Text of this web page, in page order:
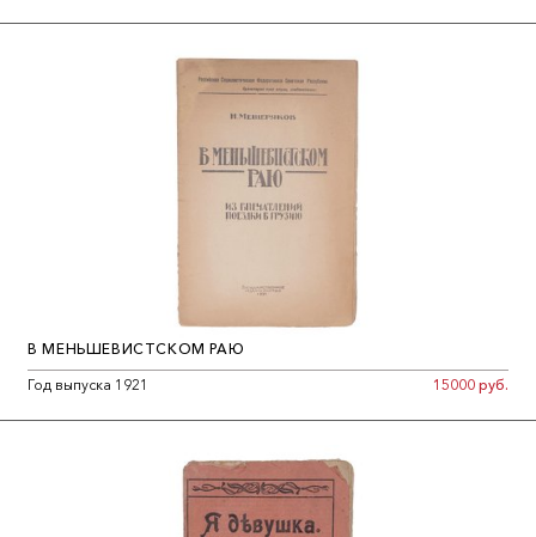
В МЕНЬШЕВИСТСКОМ РАЮ
Год выпуска 1921
15000 руб.